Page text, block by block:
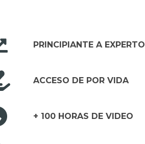
PRINCIPIANTE A EXPERTO
ACCESO DE POR VIDA
+ 100 HORAS DE VIDEO